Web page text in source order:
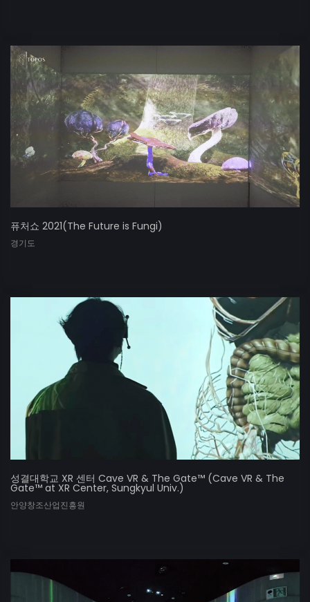
퓨처쇼 2021(The Future is Fungi)
경기도
성결대학교 XR 센터 Cave VR & The Gate™ (Cave VR & The
Gate™ at XR Center, Sungkyul Univ.)
안양창조산업진흥원